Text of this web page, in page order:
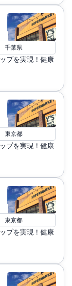
千葉県
プを実現！健康
東京都
プを実現！健康
東京都
プを実現！健康